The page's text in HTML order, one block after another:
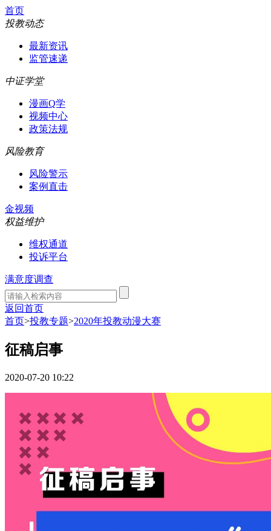
首页
投教动态
最新资讯
监管速递
中证学堂
漫画Q学
视频中心
政策法规
风险教育
风险警示
案例直击
金视频
权益维护
维权通道
投诉平台
满意度调查
返回首页
首页>投教专题>2020年投教动漫大赛
征稿启事
2020-07-20 10:22